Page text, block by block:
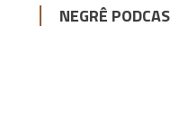
NEGRÊ